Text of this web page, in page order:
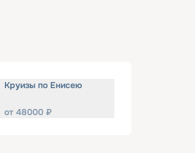
Круизы по Енисею
от 48000 ₽